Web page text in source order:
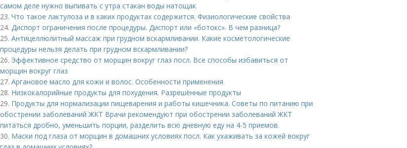
самом деле нужно выпивать с утра стакан воды натощак
23. Что такое лактулоза и в каких продуктах содержится. Физиологические свойства
24. Диспорт ограничения после процедуры. Диспорт или «ботокс». В чем разница?
25. Антицеллюлитный массаж при грудном вскармливании. Какие косметологические
процедуры нельзя делать при грудном вскармливании?
26. Эффективное средство от морщин вокруг глаз посл. Все способы избавиться от
морщин вокруг глаз
27. Аргановое масло для кожи и волос. Особенности применения
28. Низкокалорийные продукты для похудения. Разрешённые продукты
29. Продукты для нормализации пищеварения и работы кишечника. Советы по питанию при
обострении заболеваний ЖКТ Врачи рекомендуют при обострении заболеваний ЖКТ
питаться дробно, уменьшить порции, разделить всю дневную еду на 4-5 приемов.
30. Маски под глаза от морщин в домашних условиях посл. Как ухаживать за кожей вокруг